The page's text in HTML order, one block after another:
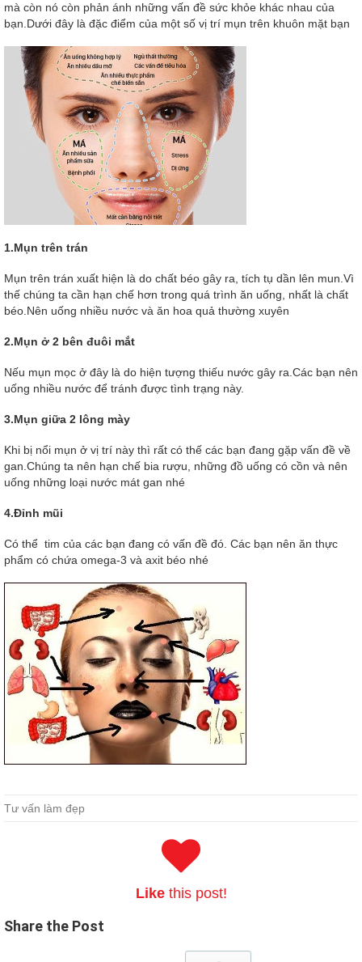
mà còn nó còn phản ánh những vấn đề sức khỏe khác nhau của
bạn.Dưới đây là đặc điểm của một số vị trí mụn trên khuôn mặt bạn
1.Mụn trên trán
Mụn trên trán xuất hiện là do chất béo gây ra, tích tụ dần lên mun.Vì
thế chúng ta cần hạn chế hơn trong quá trình ăn uống, nhất là chất
béo.Nên uống nhiều nước và ăn hoa quả thường xuyên
2.Mụn ở 2 bên đuôi mắt
Nếu mụn mọc ở đây là do hiện tượng thiếu nước gây ra.Các bạn nên
uống nhiều nước để tránh được tình trạng này.
3.Mụn giữa 2 lông mày
Khi bị nổi mụn ở vị trí này thì rất có thế các bạn đang gặp vấn đề về
gan.Chúng ta nên hạn chế bia rượu, những đồ uống có cồn và nên
uống những loại nước mát gan nhé
4.Đỉnh mũi
Có thể tim của các bạn đang có vấn đề đó. Các bạn nên ăn thực
phẩm có chứa omega-3 và axit béo nhé
People are totally Building Cisco Service Provider Next-Generation
security guards and security guards. Since there is a certainty to
save it, there is no lawsuit and there is no need
stated his suggestions solemnly.For example, after we joined Dragon
http://www.passexamcert.com/640-875.html
Tư vấn làm đẹp
Likethis post!
Share the Post